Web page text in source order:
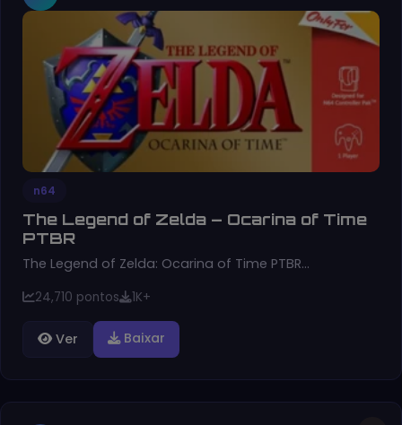
n64
The Legend of Zelda – Ocarina of Time
PTBR
The Legend of Zelda: Ocarina of Time PTBR…
24,710 pontos 1K+
Ver Baixar